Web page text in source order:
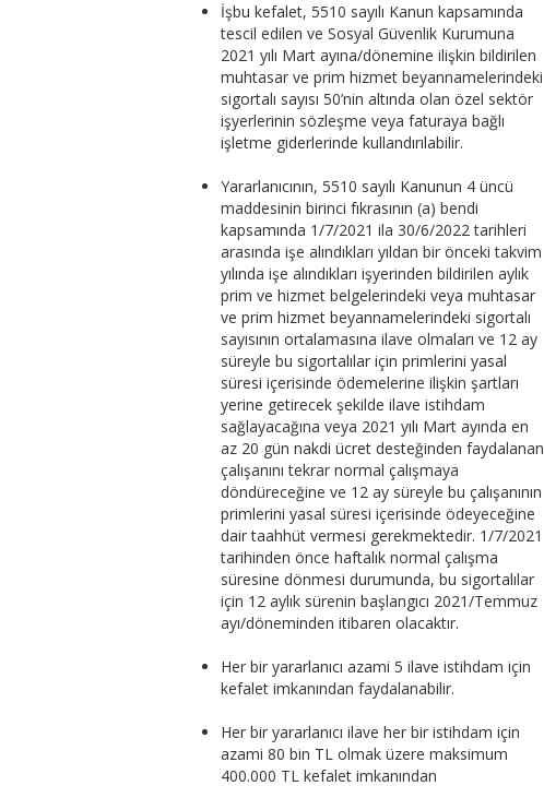
İşbu kefalet, 5510 sayılı Kanun kapsamında
tescil edilen ve Sosyal Güvenlik Kurumuna
2021 yılı Mart ayına/dönemine ilişkin bildirilen
muhtasar ve prim hizmet beyannamelerindeki
sigortalı sayısı 50’nin altında olan özel sektör
işyerlerinin sözleşme veya faturaya bağlı
işletme giderlerinde kullandırılabilir.
Yararlanıcının, 5510 sayılı Kanunun 4 üncü
maddesinin birinci fıkrasının (a) bendi
kapsamında 1/7/2021 ila 30/6/2022 tarihleri
arasında işe alındıkları yıldan bir önceki takvim
yılında işe alındıkları işyerinden bildirilen aylık
prim ve hizmet belgelerindeki veya muhtasar
ve prim hizmet beyannamelerindeki sigortalı
sayısının ortalamasına ilave olmaları ve 12 ay
süreyle bu sigortalılar için primlerini yasal
süresi içerisinde ödemelerine ilişkin şartları
yerine getirecek şekilde ilave istihdam
sağlayacağına veya 2021 yılı Mart ayında en
az 20 gün nakdi ücret desteğinden faydalanan
çalışanını tekrar normal çalışmaya
döndüreceğine ve 12 ay süreyle bu çalışanının
primlerini yasal süresi içerisinde ödeyeceğine
dair taahhüt vermesi gerekmektedir. 1/7/2021
tarihinden önce haftalık normal çalışma
süresine dönmesi durumunda, bu sigortalılar
için 12 aylık sürenin başlangıcı 2021/Temmuz
ayı/döneminden itibaren olacaktır.
Her bir yararlanıcı azami 5 ilave istihdam için
kefalet imkanından faydalanabilir.
Her bir yararlanıcı ilave her bir istihdam için
azami 80 bin TL olmak üzere maksimum
400.000 TL kefalet imkanından